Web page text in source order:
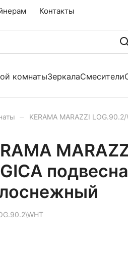
Контакты
комнатыЗеркалаСмесители
– KERAMA MARAZZI